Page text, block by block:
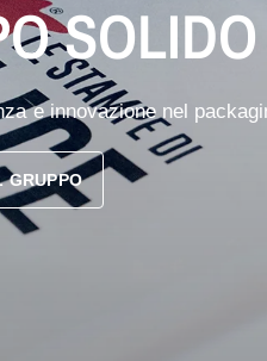
SOLIDO
e innovazione nel
GRUPPO